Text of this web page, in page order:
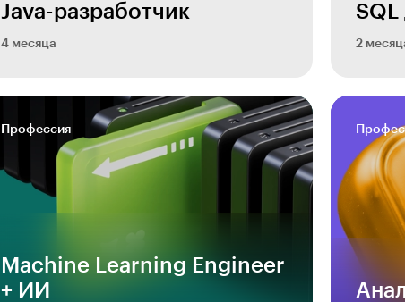
Java-разработчик
4 месяца
SQL
2
Профессия
Machine Learning Engineer
+ ИИ